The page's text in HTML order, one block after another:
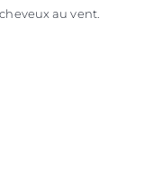
au vent.